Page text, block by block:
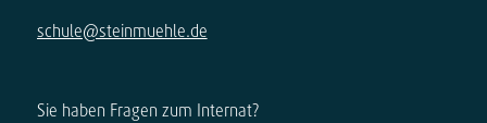
schule@steinmuehle.de
Sie haben Fragen zum Internat?